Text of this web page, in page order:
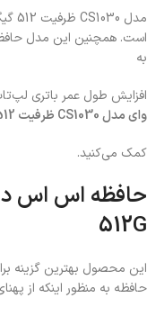
مدل CS1030 ظرفیت 512
است. همچنین این مدل
به
افزایش طول عمر باتری
وای مدلCS1030 ظرفیت
کمک می‌کنید.
512G
این محصول بهترین گزینه
حافظه به منظور اینکه از